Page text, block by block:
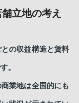
立地の考え
の収益構造と賃料
。
業地は全国的にも